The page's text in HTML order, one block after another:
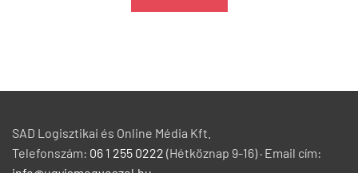
SAD Logisztikai és Online Média Kft.
Telefonszám: 06 1 255 0222 (Hétköznap 9-16) · Email cím: